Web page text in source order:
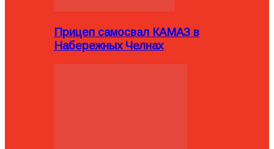
Прицеп самосвал КАМАЗ в
Набережных Челнах